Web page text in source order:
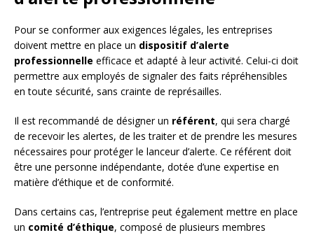
Pour se conformer aux exigences légales, les entreprises
doivent mettre en place un dispositif d’alerte
professionnelle efficace et adapté à leur activité. Celui-ci doit
permettre aux employés de signaler des faits répréhensibles
en toute sécurité, sans crainte de représailles.
Il est recommandé de désigner un référent, qui sera chargé
de recevoir les alertes, de les traiter et de prendre les mesures
nécessaires pour protéger le lanceur d’alerte. Ce référent doit
être une personne indépendante, dotée d’une expertise en
matière d’éthique et de conformité.
Dans certains cas, l’entreprise peut également mettre en place
un comité d’éthique, composé de plusieurs membres